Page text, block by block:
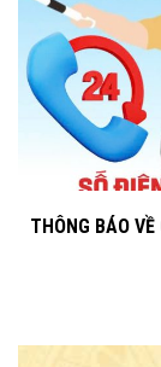
THÔNG BÁO